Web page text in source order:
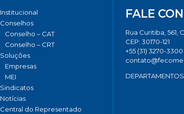
Institucional
Conselhos
Conselho – CAT
Conselho – CRT
Soluções
Empresas
MEI
Sindicatos
Notícias
Central do Representado
FALE
Rua Curitiba, 561,
CEP: 30170-121
+55 (31) 3270-3300
DEPARTAMENTOS